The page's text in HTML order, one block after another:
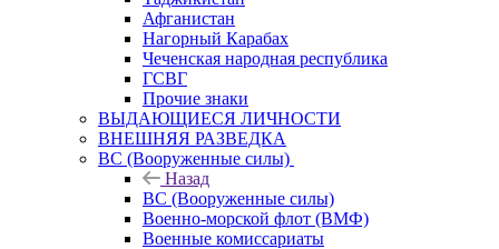
Афганистан
Нагорный Карабах
Чеченская народная республика
ГСВГ
Прочие знаки
ВЫДАЮЩИЕСЯ ЛИЧНОСТИ
ВНЕШНЯЯ РАЗВЕДКА
ВС (Вооруженные силы)
Назад
ВС (Вооруженные силы)
Военно-морской флот (ВМФ)
Военные комиссариаты